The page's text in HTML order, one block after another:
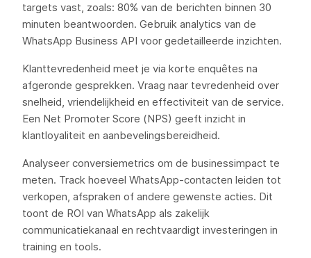
targets vast, zoals: 80% van de berichten binnen 30
minuten beantwoorden. Gebruik analytics van de
WhatsApp Business API voor gedetailleerde inzichten.
Klanttevredenheid meet je via korte enquêtes na
afgeronde gesprekken. Vraag naar tevredenheid over
snelheid, vriendelijkheid en effectiviteit van de service.
Een Net Promoter Score (NPS) geeft inzicht in
klantloyaliteit en aanbevelingsbereidheid.
Analyseer conversiemetrics om de businessimpact te
meten. Track hoeveel WhatsApp-contacten leiden tot
verkopen, afspraken of andere gewenste acties. Dit
toont de ROI van WhatsApp als zakelijk
communicatiekanaal en rechtvaardigt investeringen in
training en tools.